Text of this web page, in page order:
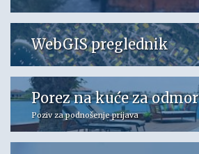
WebGIS preglednik
Porez na kuće za odmor
Poziv za podnošenje prijava